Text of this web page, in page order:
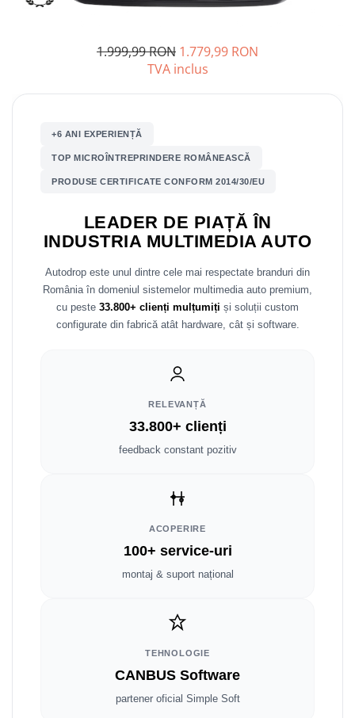
Chevrolet
Mitsubishi
1.999,99 RON 1.779,99 RON
TVA inclus
+6 ANI EXPERIENȚĂ
TOP MICROÎNTREPRINDERE ROMÂNEASCĂ
PRODUSE CERTIFICATE CONFORM 2014/30/EU
LEADER DE PIAȚĂ ÎN
INDUSTRIA MULTIMEDIA AUTO
Autodrop este unul dintre cele mai respectate branduri din
România în domeniul sistemelor multimedia auto premium,
cu peste 33.800+ clienți mulțumiți și soluții custom
configurate din fabrică atât hardware, cât și software.
RELEVANȚĂ
33.800+ clienți
feedback constant pozitiv
ACOPERIRE
100+ service-uri
montaj & suport național
TEHNOLOGIE
CANBUS Software
partener oficial Simple Soft